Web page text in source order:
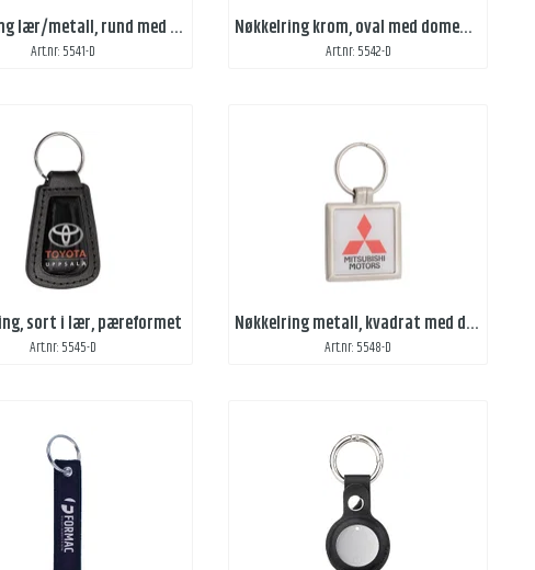
Nøkkelring lær/metall, rund med domedekal
Art.nr: 5541-D
Nøkkelring krom, oval med domedekal
Art.nr: 5542-D
sort i lær, pæreformet
Art.nr: 5545-D
Nøkkelring metall, kvadrat med domedekal
Art.nr: 5548-D